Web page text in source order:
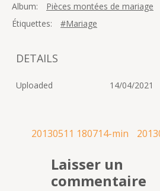
Album:
Pièces montées de mariage
Étiquettes:
#Mariage
DETAILS
Uploaded 14/04/2021
Navigation
l’article
20130511 180714-min
Laisser un
commentaire